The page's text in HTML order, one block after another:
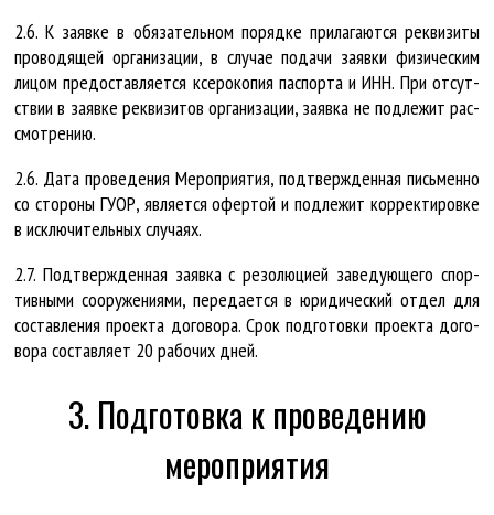
2.6. К за­яв­ке в обя­за­тель­ном по­ряд­ке при­ла­га­ют­ся рек­ви­зи­ты
про­во­дя­щей ор­га­ни­за­ции, в слу­чае по­да­чи за­яв­ки фи­зи­чес­ким
ли­цом предо­став­ля­ет­ся ксе­ро­ко­пия пас­пор­та и ИНН. При от­сут­
ст­вии в за­яв­ке рек­ви­зи­тов ор­га­ни­за­ции, за­яв­ка не под­ле­жит рас­
смот­ре­нию.
2.6. Да­та про­ве­де­ния Ме­роп­ри­я­тия, под­тверж­ден­ная пись­мен­но
со сто­ро­ны ГУ­ОР, яв­ля­ет­ся офер­той и под­ле­жит кор­рек­ти­ров­ке
в ис­клю­чи­тель­ных слу­ча­ях.
2.7. Под­тверж­ден­ная за­яв­ка с ре­зо­лю­ци­ей за­ве­ду­ю­ще­го спор­
тив­ны­ми со­ору­же­ни­я­ми, пе­ре­да­ет­ся в юри­ди­чес­кий от­дел для
со­став­ле­ния про­ек­та до­го­во­ра. Срок под­го­тов­ки про­ек­та до­го­
во­ра со­став­ля­ет 20 ра­бо­чих дней.
3. Подготовка к проведению
мероприятия